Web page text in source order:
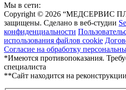
Мы в сети:
Copyright © 2026 “МЕДСЕРВИС
защищены. Сделано в веб-студии
конфиденциальности
использования файлов cookie
Согласие на обработку
*Имеются противопоказания.
специалиста
**Сайт находится на реконструкции